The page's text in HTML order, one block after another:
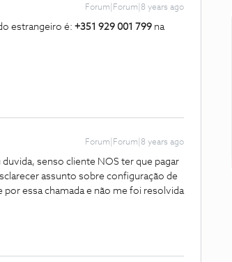
Forum|Forum|8 years ago
estrangeiro é: +351 929 001 799 na
Forum|Forum|8 years ago
senso cliente NOS ter que pagar
assunto sobre configuração de
essa chamada e não me foi resolvida